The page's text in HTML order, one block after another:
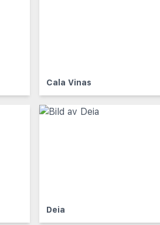
Cala Vinas
Deia